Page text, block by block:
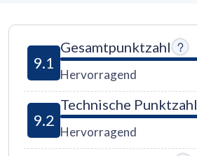
9.1
Gesamtpunktzahl
Hervorragend
9.2
Technische Punktzahl
Hervorragend